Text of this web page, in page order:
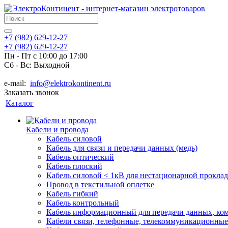
+7 (982) 629-12-27
+7 (982) 629-12-27
Пн - Пт с 10:00 до 17:00
Сб - Вс: Выходной
e-mail: info@elektrokontinent.ru
Заказать звонок
Каталог
Кабели и провода
Кабель силовой
Кабель для связи и передачи данных (медь)
Кабель оптический
Кабель плоский
Кабель силовой < 1кВ для нестационарной
Провод в текстильной оплетке
Кабель гибкий
Кабель контрольный
Кабель информационный для передачи данных,
Кабели связи, телефонные, телекоммуникационные